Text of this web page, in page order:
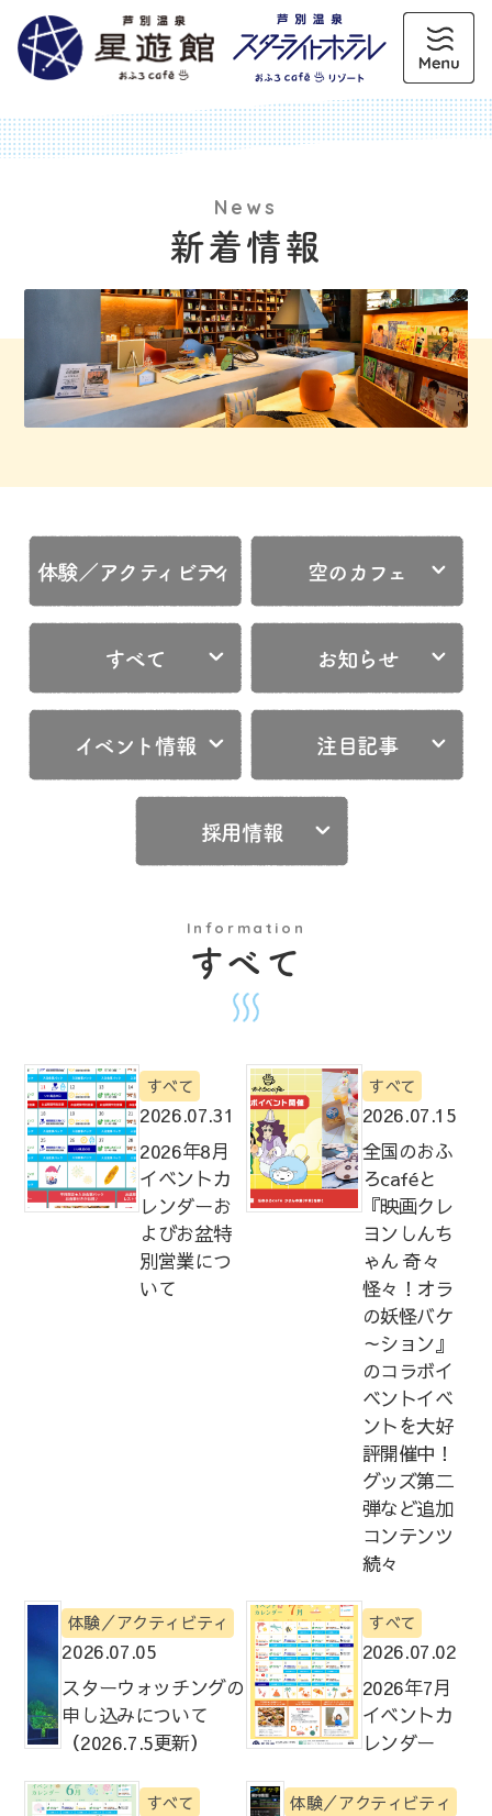
News
新着情報
体験／アクティビティ 空のカフェ
すべて お知らせ
イベント情報 注目記事
採用情報
Information
すべて
すべて
2026.07.31
2026年8月
イベントカ
レンダーお
よびお盆特
別営業につ
いて
すべて
2026.07.15
全国のおふ
ろcaféと
『映画クレ
ヨンしんち
ゃん 奇々
怪々！オラ
の妖怪バケ
～ション』
のコラボイ
ベントイベ
ントを大好
評開催中！
グッズ第二
弾など追加
コンテンツ
続々
体験／アクティビティ
2026.07.05
スターウォッチングの
申し込みについて
（2026.7.5更新）
すべて
2026.07.02
2026年7月
イベントカ
レンダー
すべて 体験／アクティビティ